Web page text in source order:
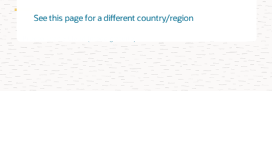
See this page for a different country/region